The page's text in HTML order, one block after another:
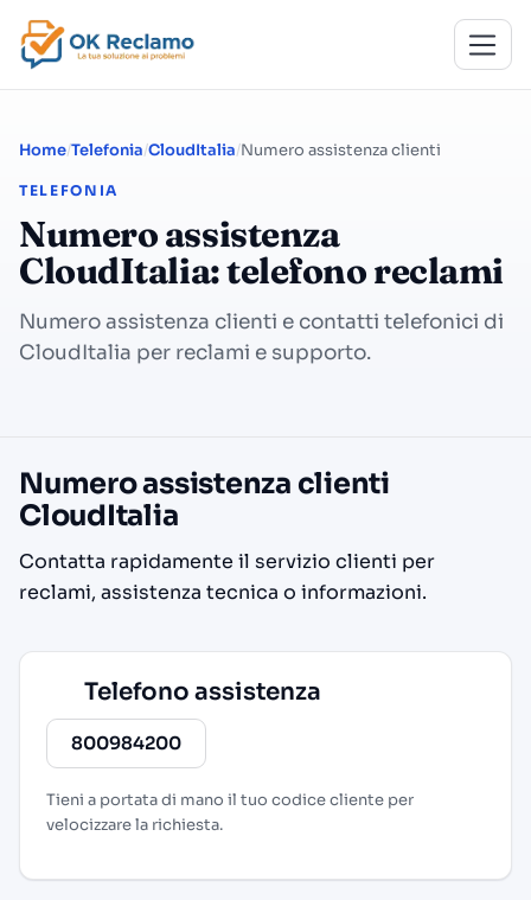
Home Telefonia CloudItalia Numero assistenza clienti
TELEFONIA
Numero assistenza
CloudItalia: telefono reclami
Numero assistenza clienti e contatti telefonici di
CloudItalia per reclami e supporto.
Numero assistenza clienti
CloudItalia
Contatta rapidamente il servizio clienti per
reclami, assistenza tecnica o informazioni.
Telefono assistenza
800984200
Tieni a portata di mano il tuo codice cliente per
velocizzare la richiesta.